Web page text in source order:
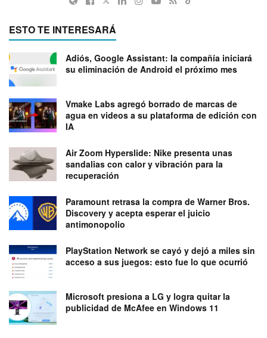
ESTO TE INTERESARÁ
Adiós, Google Assistant: la compañía iniciará
su eliminación de Android el próximo mes
Vmake Labs agregó borrado de marcas de
agua en videos a su plataforma de edición con
IA
Air Zoom Hyperslide: Nike presenta unas
sandalias con calor y vibración para la
recuperación
Paramount retrasa la compra de Warner Bros.
Discovery y acepta esperar el juicio
antimonopolio
PlayStation Network se cayó y dejó a miles sin
acceso a sus juegos: esto fue lo que ocurrió
Microsoft presiona a LG y logra quitar la
publicidad de McAfee en Windows 11